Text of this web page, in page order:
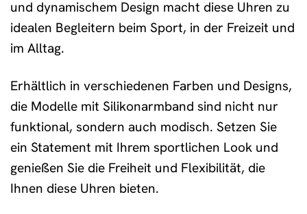
und dynamischem Design macht diese Uhren zu
idealen Begleitern beim Sport, in der Freizeit und
im Alltag.
Erhältlich in verschiedenen Farben und Designs,
die Modelle mit Silikonarmband sind nicht nur
funktional, sondern auch modisch. Setzen Sie
ein Statement mit Ihrem sportlichen Look und
genießen Sie die Freiheit und Flexibilität, die
Ihnen diese Uhren bieten.